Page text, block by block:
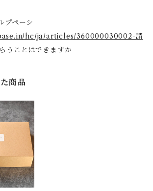
プペーシ
hc/ja/articles/360000030002-請
うことはできますか
商品